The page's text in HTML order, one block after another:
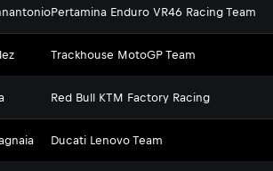
Pertamina Enduro VR46 Racing Team
Trackhouse MotoGP Team
Red Bull KTM Factory Racing
Ducati Lenovo Team